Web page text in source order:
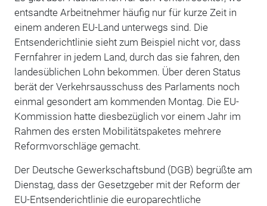
entsandte Arbeitnehmer häufig nur für kurze Zeit in
einem anderen EU-Land unterwegs sind. Die
Entsenderichtlinie sieht zum Beispiel nicht vor, dass
Fernfahrer in jedem Land, durch das sie fahren, den
landesüblichen Lohn bekommen. Über deren Status
berät der Verkehrsausschuss des Parlaments noch
einmal gesondert am kommenden Montag. Die EU-
Kommission hatte diesbezüglich vor einem Jahr im
Rahmen des ersten Mobilitätspaketes mehrere
Reformvorschläge gemacht.
Der Deutsche Gewerkschaftsbund (DGB) begrüßte am
Dienstag, dass der Gesetzgeber mit der Reform der
EU-Entsenderichtlinie die europarechtliche